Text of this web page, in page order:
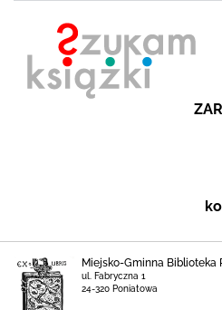
Miejsko-Gminna Biblioteka
ul. Fabryczna 1
24-320 Poniatowa